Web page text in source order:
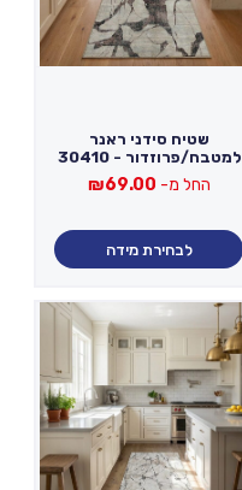
שטיח סידני ראנר
למטבח/פרוזדור - 30410
החל מ- ₪69.00
לבחירת מידה